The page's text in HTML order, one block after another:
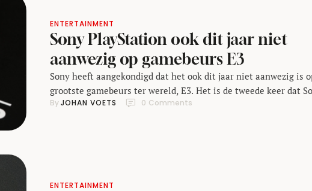
ENTERTAINMENT
Sony PlayStation ook dit jaar niet
aanwezig op gamebeurs E3
Sony heeft aangekondigd dat het ook dit jaar niet aanwezig is
grootste gamebeurs ter wereld, E3. Het is de tweede keer dat
de beurs links laat liggen en dat nog wel in het jaar dat het
By JOHAN VOETS 0 Comments
ENTERTAINMENT